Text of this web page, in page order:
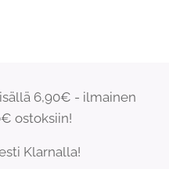
6,90€ - ilmainen
ostoksiin!
Klarnalla!